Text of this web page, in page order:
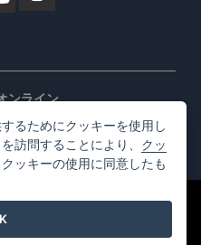
ンライン
クトップ
を有する
るためにクッキーを使用し
訪問することにより、 クッ
ッキーの使用に同意したも